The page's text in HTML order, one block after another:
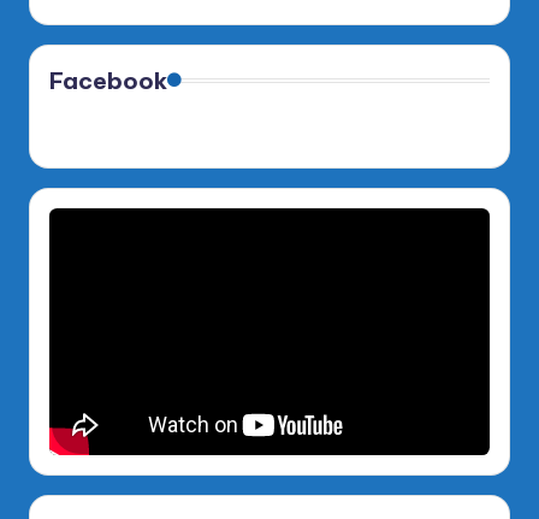
Facebook